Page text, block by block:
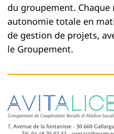
du groupement. Chaque
autonomie totale en
de gestion de projets,
le Groupement.